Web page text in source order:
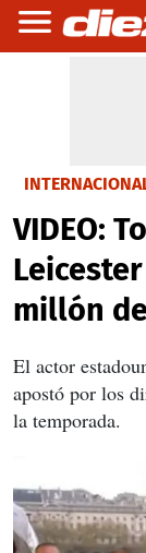
VIDEO:
millón
El actor
apostó por los
la temporada.